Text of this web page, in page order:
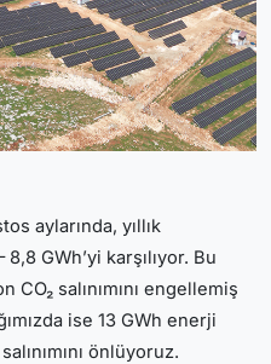
aylarında, yıllık
GWh’yi karşılıyor. Bu
salınımını engellemiş
ise 13 GWh enerji
önlüyoruz.